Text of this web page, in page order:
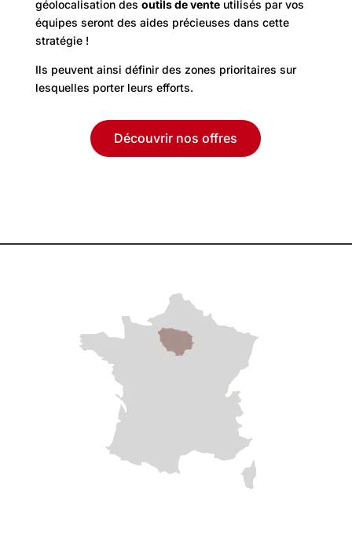
géolocalisation des outils de vente utilisés par vos
équipes seront des aides précieuses dans cette
stratégie !
Ils peuvent ainsi définir des zones prioritaires sur
lesquelles porter leurs efforts.
Découvrir nos offres